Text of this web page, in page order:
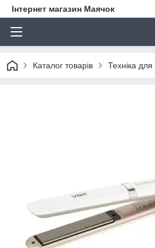
Інтернет магазин Маячок
Каталог товарів Техніка